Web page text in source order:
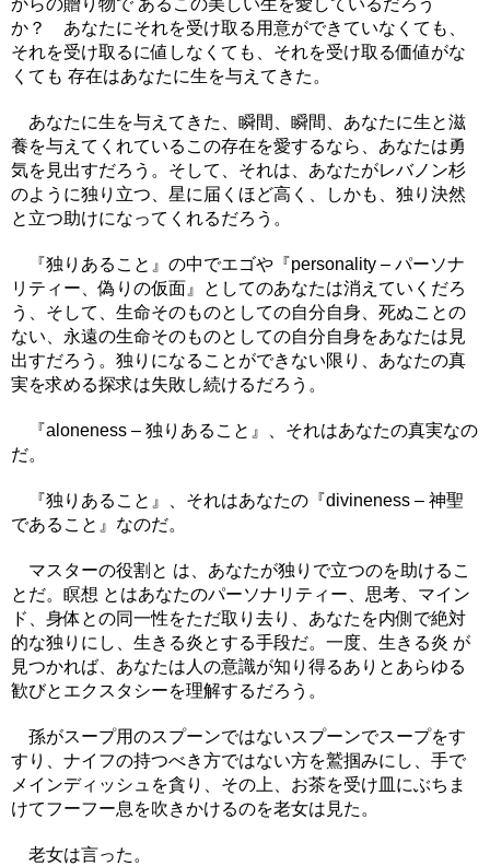
からの贈り物で あるこの美しい生を愛しているだろう
か？ あなたにそれを受け取る用意ができていなくても、
それを受け取るに値しなくても、それを受け取る価値がな
くても 存在はあなたに生を与えてきた。
あなたに生を与えてきた、瞬間、瞬間、あなたに生と滋
養を与えてくれているこの存在を愛するなら、あなたは勇
気を見出すだろう。そして、それは、あなたがレバノン杉
のように独り立つ、星に届くほど高く、しかも、独り決然
と立つ助けになってくれるだろう。
『独りあること』の中でエゴや『personality – パーソナ
リティー、偽りの仮面』としてのあなたは消えていくだろ
う、そして、生命そのものとしての自分自身、死ぬことの
ない、永遠の生命そのものとしての自分自身をあなたは見
出すだろう。独りになることができない限り、あなたの真
実を求める探求は失敗し続けるだろう。
『aloneness – 独りあること』、それはあなたの真実なの
だ。
『独りあること』、それはあなたの『divineness – 神聖
であること』なのだ。
マスターの役割と は、あなたが独りで立つのを助けるこ
とだ。瞑想 とはあなたのパーソナリティー、思考、マイン
ド、身体との同一性をただ取り去り、あなたを内側で絶対
的な独りにし、生きる炎とする手段だ。一度、生きる炎 が
見つかれば、あなたは人の意識が知り得るありとあらゆる
歓びとエクスタシーを理解するだろう。
孫がスープ用のスプーンではないスプーンでスープをす
すり、ナイフの持つべき方ではない方を鷲掴みにし、手で
メインディッシュを貪り、その上、お茶を受け皿にぶちま
けてフーフー息を吹きかけるのを老女は見た。
老女は言った。